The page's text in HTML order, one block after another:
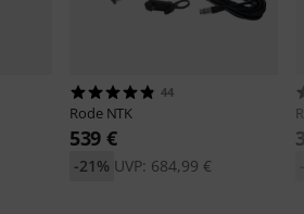
44
Rode NTK
539 €
UVP: 684,99 €
-21%